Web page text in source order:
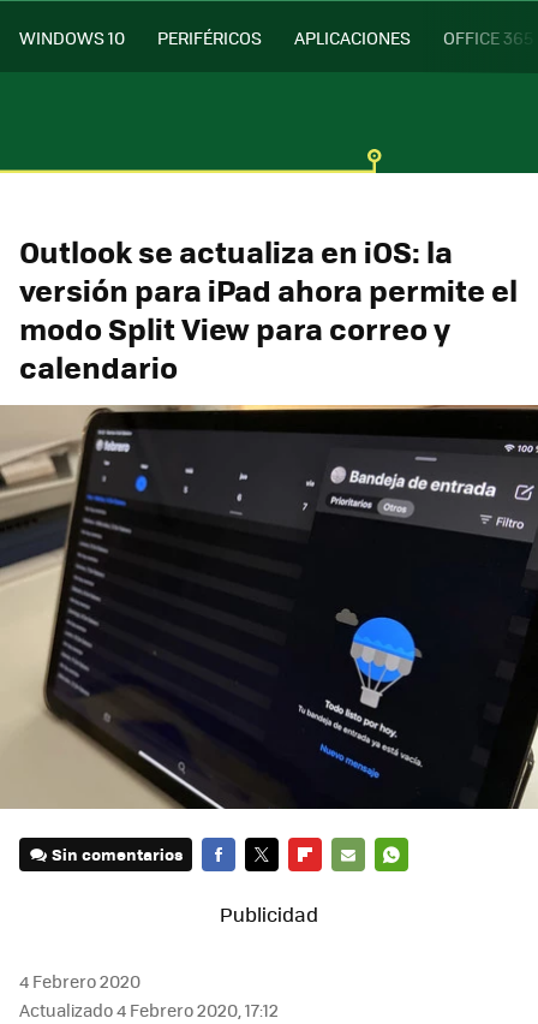
WINDOWS 10 PERIFÉRICOS APLICACIONES OFFICE 365
Outlook se actualiza en iOS: la
versión para iPad ahora permite el
modo Split View para correo y
calendario
Sin comentarios
4 Febrero 2020
Actualizado 4 Febrero 2020, 17:12